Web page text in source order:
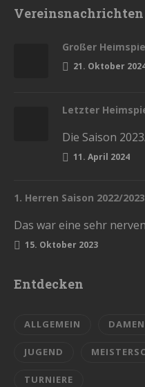
Vereinsnachrichten
Großer
21. Oktober
Letzter
11. April 2024
1. Herren Saison 2022/2023
15. Oktober 2023
Entdecken
ALLGEMEIN DAMEN
JUGEND
TURNIERE